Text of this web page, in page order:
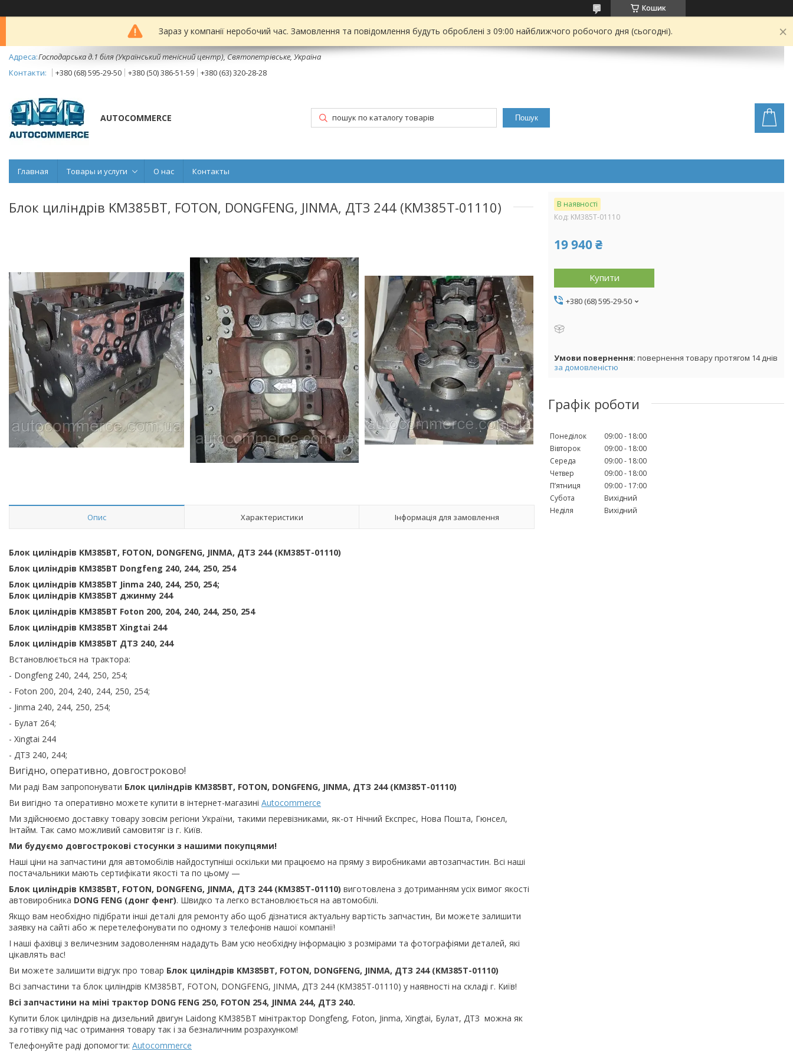
Кошик
Зараз у компанії неробочий час. Замовлення та повідомлення будуть оброблені з 09:00 найближчого робочого дня (сьогодні).
Господарська д.1 біля (Український тенісний центр), Святопетрівське, Україна
+380 (68) 595-29-50
+380 (50) 386-51-59 +380 (63) 320-28-28
AUTOCOMMERCE Пошук
Главная Товары и услуги О нас Контакты
Блок циліндрів KM385BT, FOTON, DONGFENG, JINMA, ДТЗ 244 (KM385T-01110)
Опис Характеристики Інформація для замовлення
Блок циліндрів KM385BT, FOTON, DONGFENG, JINMA, ДТЗ 244 (KM385T-01110)
Блок циліндрів KM385BT Dongfeng 240, 244, 250, 254
Блок циліндрів KM385BT Jinma 240, 244, 250, 254;
Блок циліндрів KM385BT джинму 244
Блок циліндрів KM385BT Foton 200, 204, 240, 244, 250, 254
Блок циліндрів KM385BT Xingtai 244
Блок циліндрів KM385BT ДТЗ 240, 244
Встановлюється на трактора:
- Dongfeng 240, 244, 250, 254;
- Foton 200, 204, 240, 244, 250, 254;
- Jinma 240, 244, 250, 254;
- Булат 264;
- Xingtai 244
- ДТЗ 240, 244;
Вигідно, оперативно, довгостроково!
Ми раді Вам запропонувати Блок циліндрів KM385BT, FOTON, DONGFENG, JINMA, ДТЗ 244 (KM385T-01110)
Ви вигідно та оперативно можете купити в інтернет-магазині Autocommerce
Ми здійснюємо доставку товару зовсім регіони України, такими перевізниками, як-от Нічний Експрес, Нова Пошта, Гюнсел,
Інтайм. Так само можливий самовитяг із г. Київ.
Ми будуємо довгострокові стосунки з нашими покупцями!
Наші ціни на запчастини для автомобілів найдоступніші оскільки ми працюємо на пряму з виробниками автозапчастин. Всі наші
постачальники мають сертифікати якості та по цьому —
Блок циліндрів KM385BT, FOTON, DONGFENG, JINMA, ДТЗ 244 (KM385T-01110) виготовлена з дотриманням усіх вимог якості
автовиробника DONG FENG (донг фенг). Швидко та легко встановлюється на автомобілі.
Якщо вам необхідно підібрати інші деталі для ремонту або щоб дізнатися актуальну вартість запчастин, Ви можете залишити
заявку на сайті або ж перетелефонувати по одному з телефонів нашої компанії!
І наші фахівці з величезним задоволенням нададуть Вам усю необхідну інформацію з розмірами та фотографіями деталей, які
цікавлять вас!
Ви можете залишити відгук про товар Блок циліндрів KM385BT, FOTON, DONGFENG, JINMA, ДТЗ 244 (KM385T-01110)
Всі запчастини та блок циліндрів KM385BT, FOTON, DONGFENG, JINMA, ДТЗ 244 (KM385T-01110) у наявності на складі г. Київ!
Всі запчастини на міні трактор DONG FENG 250, FOTON 254, JINMA 244, ДТЗ 240.
Купити блок циліндрів на дизельний двигун Laidong KM385BT мінітрактор Dongfeng, Foton, Jinma, Xingtai, Булат, ДТЗ можна як
за готівку під час отримання товару так і за безналичним розрахунком!
Телефонуйте раді допомогти: Autocommerce
В наявності
Код: KM385T-01110
19 940 ₴
Купити
+380 (68) 595-29-50
повернення товару протягом 14 днів
за домовленістю
Графік роботи
Понеділок 09:00
18:00
Вівторок
09:00
18:00
Середа
09:00
18:00
Четвер
09:00
18:00
Пʼятниця
09:00
17:00
Субота
Вихідний
Неділя
Вихідний